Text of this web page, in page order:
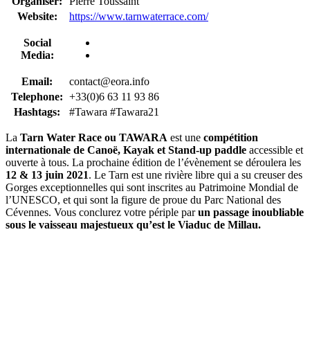
Website:
https://www.tarnwaterrace.com/
Social
Media:
Email:
contact@eora.info
Telephone: +33(0)6 63 11 93 86
Hashtags:
#Tawara #Tawara21
La Tarn Water Race ou TAWARA est une compétition
internationale de Canoë, Kayak et Stand-up paddle accessible et
ouverte à tous. La prochaine édition de l’évènement se déroulera les
12 & 13 juin 2021. Le Tarn est une rivière libre qui a su creuser des
Gorges exceptionnelles qui sont inscrites au Patrimoine Mondial de
l’UNESCO, et qui sont la figure de proue du Parc National des
Cévennes. Vous conclurez votre périple parun passage inoubliable
sous le vaisseau majestueux qu’est le Viaduc de Millau.